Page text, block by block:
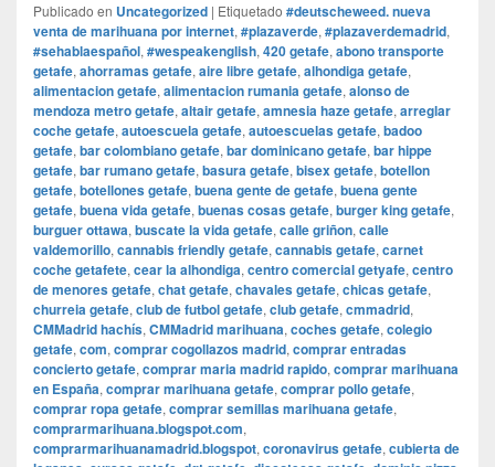
Publicado en Uncategorized | Etiquetado #deutscheweed. nueva
venta de marihuana por internet, #plazaverde, #plazaverdemadrid,
#sehablaespañol, #wespeakenglish, 420 getafe, abono transporte
getafe, ahorramas getafe, aire libre getafe, alhondiga getafe,
alimentacion getafe, alimentacion rumania getafe, alonso de
mendoza metro getafe, altair getafe, amnesia haze getafe, arreglar
coche getafe, autoescuela getafe, autoescuelas getafe, badoo
getafe, bar colombiano getafe, bar dominicano getafe, bar hippe
getafe, bar rumano getafe, basura getafe, bisex getafe, botellon
getafe, botellones getafe, buena gente de getafe, buena gente
getafe, buena vida getafe, buenas cosas getafe, burger king getafe,
burguer ottawa, buscate la vida getafe, calle griñon, calle
valdemorillo, cannabis friendly getafe, cannabis getafe, carnet
coche getafete, cear la alhondiga, centro comercial getyafe, centro
de menores getafe, chat getafe, chavales getafe, chicas getafe,
churreia getafe, club de futbol getafe, club getafe, cmmadrid,
CMMadrid hachís, CMMadrid marihuana, coches getafe, colegio
getafe, com, comprar cogollazos madrid, comprar entradas
concierto getafe, comprar maria madrid rapido, comprar marihuana
en España, comprar marihuana getafe, comprar pollo getafe,
comprar ropa getafe, comprar semillas marihuana getafe,
comprarmarihuana.blogspot.com,
comprarmarihuanamadrid.blogspot, coronavirus getafe, cubierta de